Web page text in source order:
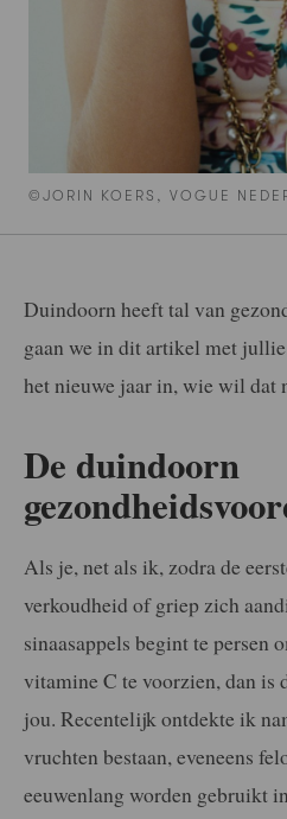
©JORIN KOERS, VOGUE
Duindoorn heeft tal van
gaan we in dit artikel met
het nieuwe jaar in, wie wil dat
De duindoorn
Als je, net als ik, zodra de
verkoudheid of griep zich
sinaasappels begint te persen
vitamine C te voorzien, dan is
jou. Recentelijk ontdekte ik
vruchten bestaan, eveneens
eeuwenlang worden gebruikt